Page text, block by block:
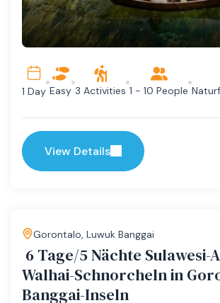
1 Day Easy 3 Activities 1 - 10 People
View Details
Gorontalo, Luwuk Banggai
6 Tage/5 Nächte Sulawesi-
Walhai-Schnorcheln in
Banggai-Inseln